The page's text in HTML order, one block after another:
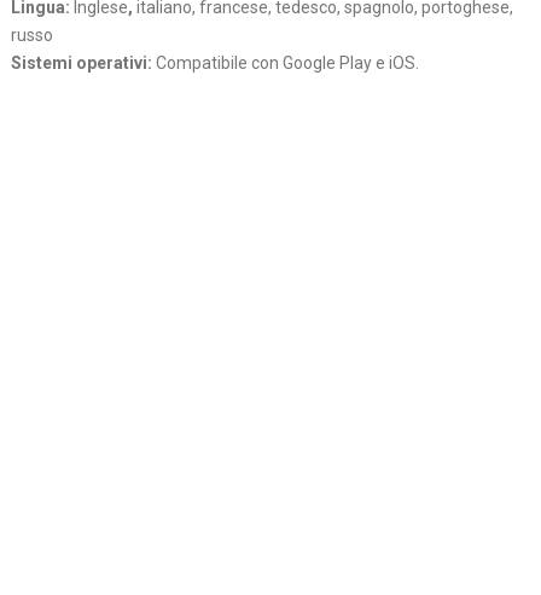
Lingua: Inglese, italiano, francese, tedesco, spagnolo, portoghese,
russo
Sistemi operativi: Compatibile con Google Play e iOS.